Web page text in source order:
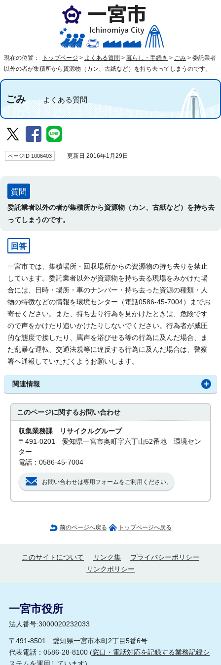
現在の位置： トップページ > よくある質問 > 暮らし・手続き > ごみ > 委託業者
以外の者が集積所から資源物（カン、古紙など）を持ち去ってしまうのです。
ごみよくある質問
ページID 1006403 更新日 2016年1月29日
質問
委託業者以外の者が集積所から資源物（カン、古紙など）を持ち去
ってしまうのです。
回答
一宮市では、集積場所・回収場所からの資源物の持ち去りを禁止
しています。委託業者以外が資源物を持ち去る現場をみかけた場
合には、日時・場所・車のナンバー・持ち去った資源の種類・人
物の特徴などの情報を環境センター（電話0586-45-7004）までお
寄せください。また、持ち去り行為を見かけたときは、危険です
ので声をかけたり追いかけたりしないでください。行為者が威圧
的な態度で接したり、罵声を浴びせる等の行為に及んだ場合、ま
た乱暴な運転、交通法規等に違反する行為に及んだ場合は、警察
署へ通報していただくようお願いします。
関連情報
このページに関するお問い合わせ
収集業務課 リサイクルグループ
〒491-0201 愛知県一宮市奥町字六丁山52番地 環境セン
ター
電話：0586-45-7004
お問い合わせは専用フォームをご利用ください。
前のページへ戻る トップページへ戻る
このサイトについて リンク集
プライバシーポリシー
リンクポリシー
一宮市役所
法人番号:3000020232033
〒491-8501 愛知県一宮市本町2丁目5番6号
代表電話：0586-28-8100 (窓口・電話対応を記録する業務記録シ